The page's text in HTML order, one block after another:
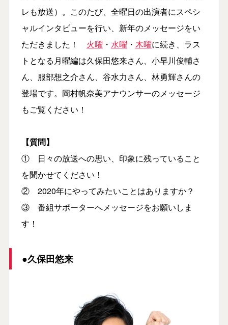
レも放送）。このたび、全曜日の出演者にスペシ
ャルインタビューを行い、新年のメッセージをい
ただきました！ 火曜 ・ 水曜 ・ 木曜に続き、ラス
トとなる月曜編は久保田悠来さん、小早川俊輔さ
ん、服部想之介さん、谷水力さん、林勇輝さんの
登場です。岡村帆奈美アナウンサーのメッセージ
もご覧ください！
【質問】
① 日々の放送への思い、印象に残っていること
を聞かせてください！
② 2020年にやってみたいことはありますか？
③ 番組サポーターへメッセージをお願いしま
す！
●久保田悠来